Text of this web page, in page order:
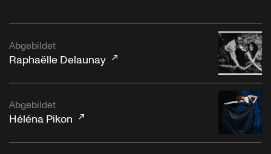
Abgebildet
Raphaëlle Delaunay
Abgebildet
Héléna Pikon